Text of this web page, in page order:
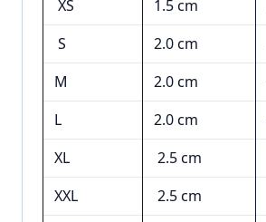
XS
1.5 cm
S
2.0 cm
M
2.0 cm
L
2.0 cm
XL
2.5 cm
XXL
2.5 cm